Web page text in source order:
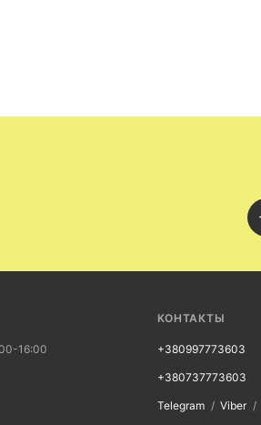
16:00
КОНТАКТЫ
+380997773603
+380737773603
Telegram Viber